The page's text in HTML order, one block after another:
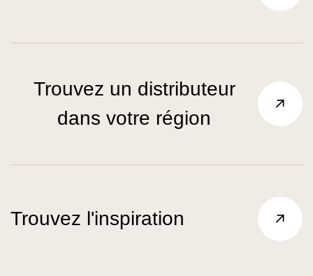
Trouvez un distributeur
dans votre région
Trouvez l'inspiration